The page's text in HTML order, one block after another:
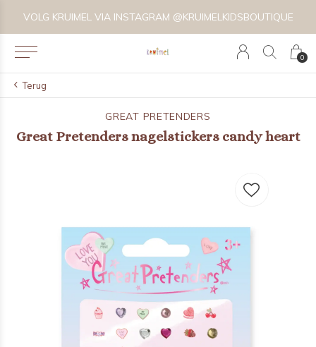
0
VOLG KRUIMEL VIA INSTAGRAM @KRUIMELKIDSBOUTIQUE
Terug
GREAT PRETENDERS
Great Pretenders nagelstickers candy heart